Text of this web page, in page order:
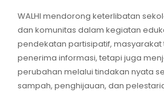
WALHI mendorong keterlibatan
dan komunitas dalam kegiatan
pendekatan partisipatif,
penerima informasi, tetapi juga
perubahan melalui tindakan nyata
sampah, penghijauan, dan